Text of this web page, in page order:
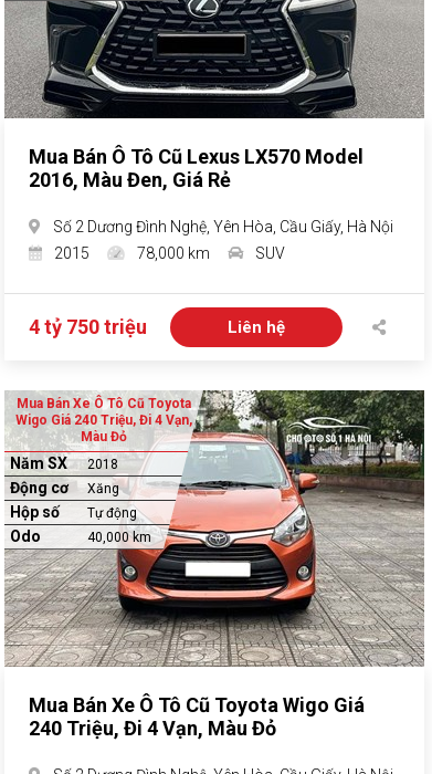
Mua Bán Ô Tô Cũ Lexus LX570 Model
2016, Màu Đen, Giá Rẻ
Số 2 Dương Đình Nghệ, Yên Hòa, Cầu Giấy, Hà Nội
2015
78,000 km SUV
4 tỷ 750 triệu Liên hệ
Mua Bán Xe Ô Tô Cũ Toyota
Wigo Giá 240 Triệu, Đi 4 Vạn,
Màu Đỏ
Năm SX 2018
Động cơ Xăng
Hộp số Tự động
Odo 40,000 km
Mua Bán Xe Ô Tô Cũ Toyota Wigo Giá
240 Triệu, Đi 4 Vạn, Màu Đỏ